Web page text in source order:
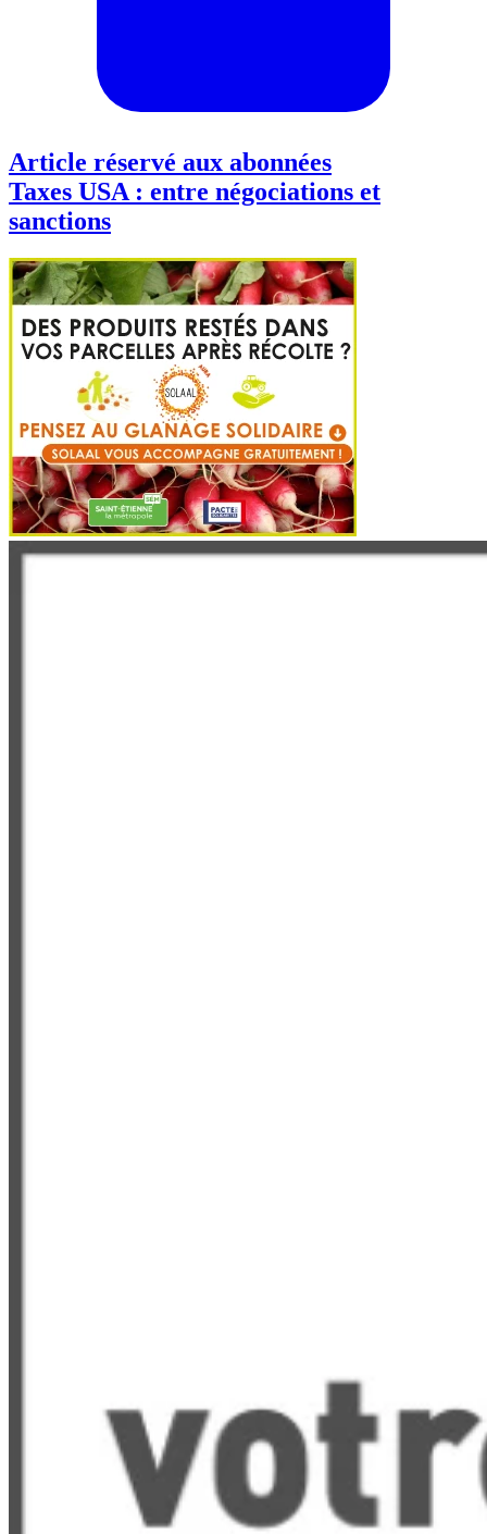
Article réservé aux abonnées
Taxes USA : entre négociations et
sanctions